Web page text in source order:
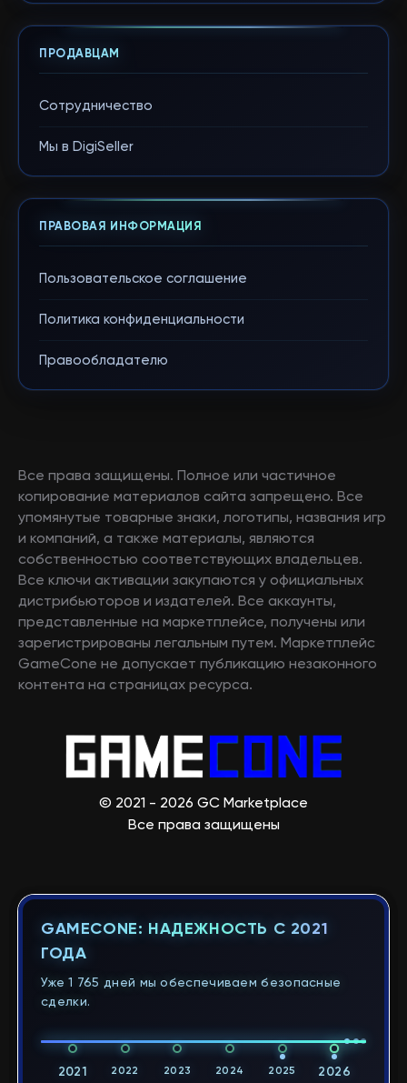
ПРОДАВЦАМ
Сотрудничество
Мы в DigiSeller
ПРАВОВАЯ ИНФОРМАЦИЯ
Пользовательское соглашение
Политика конфиденциальности
Правообладателю
Все права защищены. Полное или частичное
копирование материалов сайта запрещено. Все
упомянутые товарные знаки, логотипы, названия игр
и компаний, а также материалы, являются
собственностью соответствующих владельцев.
Все ключи активации закупаются у официальных
дистрибьюторов и издателей. Все аккаунты,
представленные на маркетплейсе, получены или
зарегистрированы легальным путем. Маркетплейс
GameCone не допускает публикацию незаконного
контента на страницах ресурса.
© 2021 - 2026 GC Marketplace
Все права защищены
GAMECONE: НАДЕЖНОСТЬ С 2021
ГОДА
Уже 1 765 дней мы обеспечиваем безопасные
сделки.
2021 2022 2023 2024 2025 2026